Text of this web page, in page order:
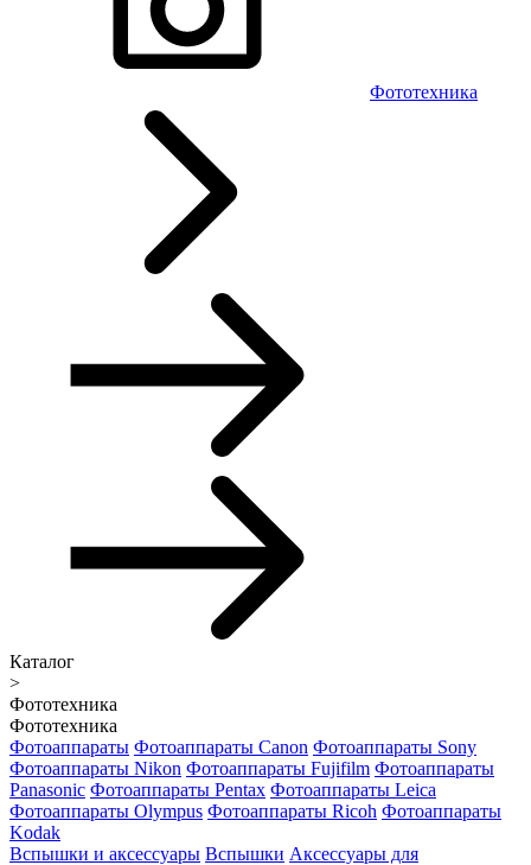
Фототехника
Каталог
>
Фототехника
Фототехника
Фотоаппараты Фотоаппараты Canon Фотоаппараты Sony
Фотоаппараты Nikon Фотоаппараты Fujifilm Фотоаппараты
Panasonic Фотоаппараты Pentax Фотоаппараты Leica
Фотоаппараты Olympus Фотоаппараты Ricoh Фотоаппараты
Kodak
Вспышки и аксессуары Вспышки Аксессуары для